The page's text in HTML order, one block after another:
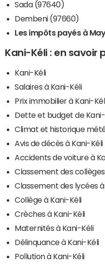
Sada (97640)
Dembeni (97660)
Les impôts payés à
Kani-Kéli : en savoir
Kani-Kéli
Salaires à Kani-Kéli
Prix immobilier à Kani-
Dette et budget de
Climat et historique
Avis de décès à Kani-Kéli
Accidents de voiture à
Classement des
Classement des lycées
Collège à Kani-Kéli
Crèches à Kani-Kéli
Maternités à Kani-Kéli
Délinquance à Kani-Kéli
Pollution à Kani-Kéli